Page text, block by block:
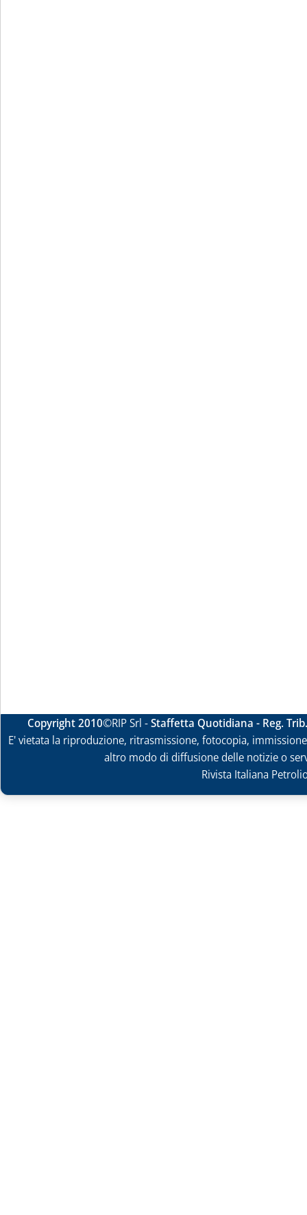
Copyright 2010©RIP Srl -Staffetta Quotidiana - Reg.
E' vietata la riproduzione, ritrasmissione, fotocopia,
altro modo di diffusione delle notizie o
Rivista Italiana